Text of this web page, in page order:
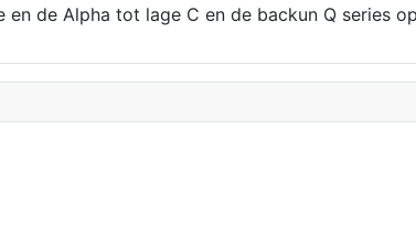
en de Alpha tot lage C en de backun Q series